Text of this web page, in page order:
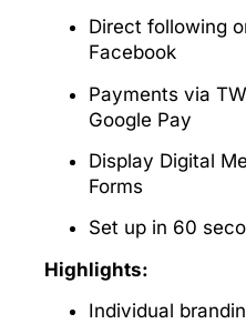
Direct following
Facebook
Payments via
Google Pay
Display Digital
Forms
Set up in 60
Highlights:
Individual